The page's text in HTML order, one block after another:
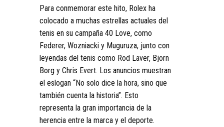
Para conmemorar este hito, Rolex ha
colocado a muchas estrellas actuales del
tenis en su campaña 40 Love, como
Federer, Wozniacki y Muguruza, junto con
leyendas del tenis como Rod Laver, Bjorn
Borg y Chris Evert. Los anuncios muestran
el eslogan “No solo dice la hora, sino que
también cuenta la historia”. Esto
representa la gran importancia de la
herencia entre la marca y el deporte.